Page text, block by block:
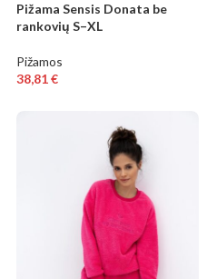
Pižama Sensis Donata be
rankovių S–XL
Pižamos
38,81€